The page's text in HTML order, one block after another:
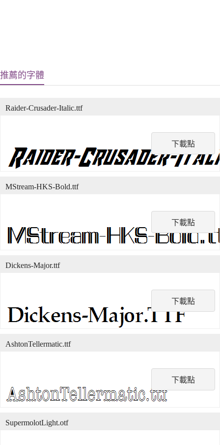
推薦的字體
下載點
Raider-Crusader-Italic.ttf
下載點
MStream-HKS-Bold.ttf
下載點
Dickens-Major.ttf
下載點
AshtonTellermatic.ttf
SupermolotLight.otf